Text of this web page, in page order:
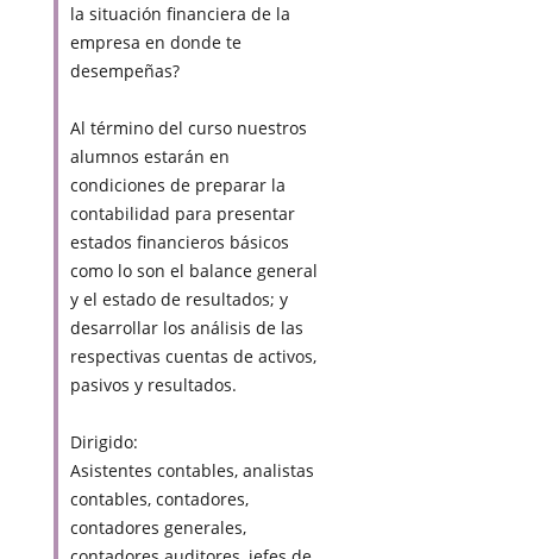
la situación financiera de la
empresa en donde te
desempeñas?
Al término del curso nuestros
alumnos estarán en
condiciones de preparar la
contabilidad para presentar
estados financieros básicos
como lo son el balance general
y el estado de resultados; y
desarrollar los análisis de las
respectivas cuentas de activos,
pasivos y resultados.
Dirigido:
Asistentes contables, analistas
contables, contadores,
contadores generales,